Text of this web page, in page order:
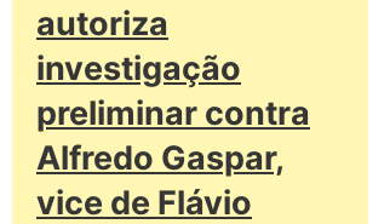
autoriza
investigação
preliminar contra
Alfredo Gaspar,
vice de Flávio